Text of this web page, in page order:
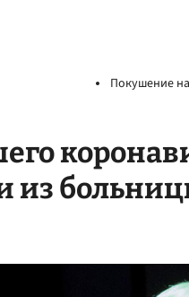
Покушение
из